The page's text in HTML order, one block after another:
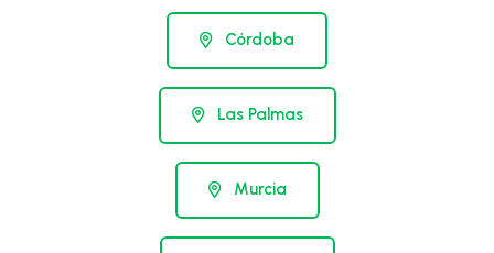
Córdoba
Las Palmas
Murcia